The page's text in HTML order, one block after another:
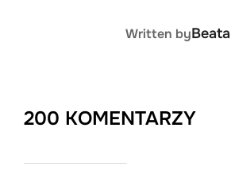
POST AUTHOR
Written byBeata
200 KOMENTARZY